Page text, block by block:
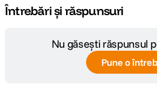
Întrebări și răspunsuri
Nu găsești răspunsul
Pune o